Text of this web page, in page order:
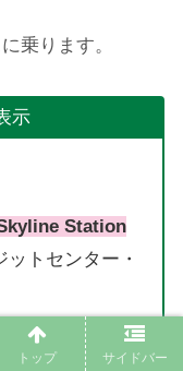
乗ります。
示
Station
ットセンター・
トップ サイドバー